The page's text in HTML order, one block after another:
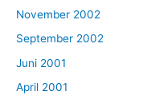
November 2002
September 2002
Juni 2001
April 2001